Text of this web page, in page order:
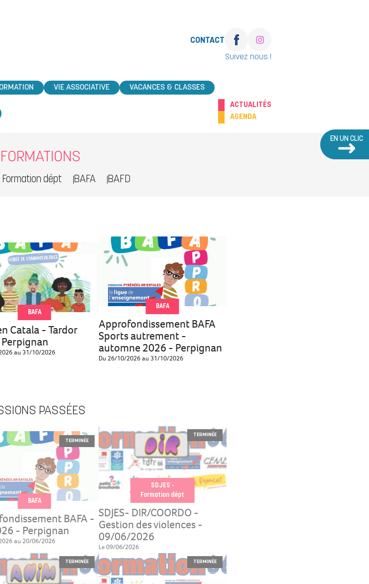
EN UN CLIC
CONTACT
Suivez nous !
VIE ASSOCIATIVE VACANCES & CLASSES
ACTUALITÉS
AGENDA
FORMATIONS
Formation dépt BAFA BAFD
BAFA
Catala - Tardor
au 31/10/2026
BAFA
Approfondissement BAFA
Sports autrement -
automne 2026 - Perpignan
Du 26/10/2026 au 31/10/2026
PASSÉES
BAFA
TERMINÉE
BAFA -
- Perpignan
au 20/06/2026
SDJES -
Formation dépt
TERMINÉE
SDJES- DIR/COORDO -
Gestion des violences -
09/06/2026
Le 09/06/2026
TERMINÉE TERMINÉE